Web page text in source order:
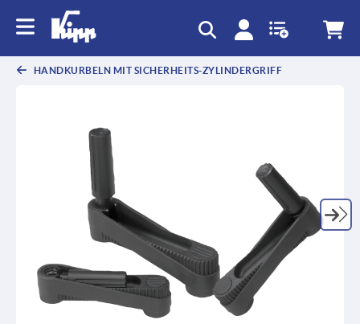
HANDKURBELN MIT SICHERHEITS-ZYLINDERGRIFF